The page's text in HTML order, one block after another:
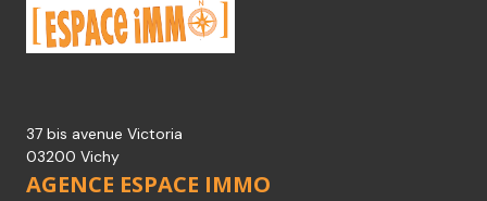
37 bis avenue Victoria
03200 Vichy
AGENCE ESPACE IMMO